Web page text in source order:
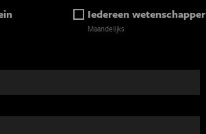
Iedereen wetenschapper
Maandelijks